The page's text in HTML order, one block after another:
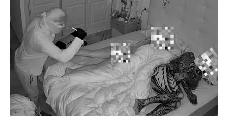
o
A
m
o